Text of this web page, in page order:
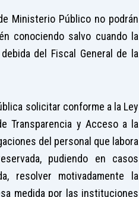
Ministerio Público no podrán
conociendo salvo cuando la
del Fiscal General de la
solicitar conforme a la Ley
Transparencia y Acceso a la
del personal que labora
pudiendo en casos
resolver motivadamente la
medida por las instituciones